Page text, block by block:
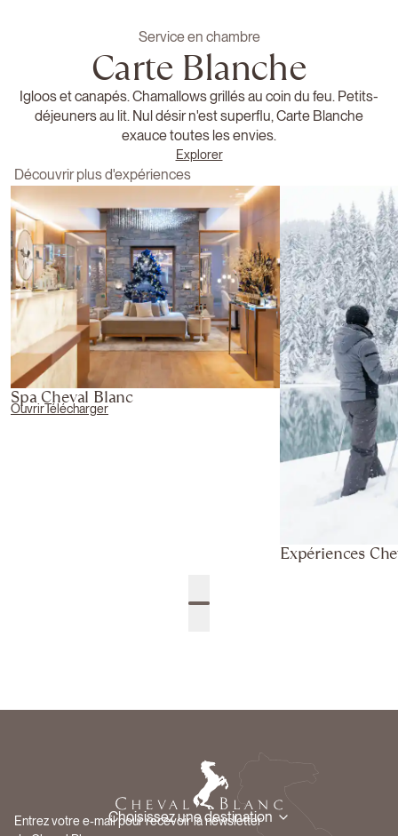
Service en chambre
Carte Blanche
Igloos et canapés. Chamallows grillés au coin du feu. Petits-
déjeuners au lit. Nul désir n'est superflu, Carte Blanche
exauce toutes les envies.
Explorer
Découvrir plus d'expériences
Spa Cheval Blanc
OuvrirTélécharger
Expériences
Choisissez une destination
Entrez votre e-mail pour recevoir la newsletter